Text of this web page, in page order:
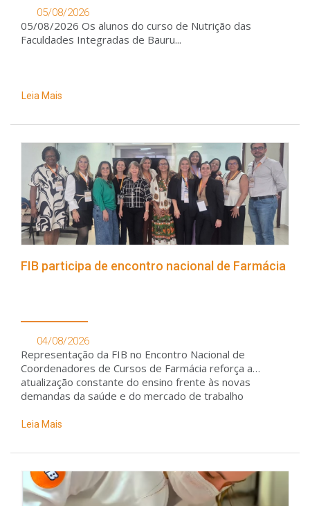
05/08/2026
05/08/2026 Os alunos do curso de Nutrição das
Faculdades Integradas de Bauru...
Leia Mais
FIB participa de encontro nacional de Farmácia
04/08/2026
Representação da FIB no Encontro Nacional de
Coordenadores de Cursos de Farmácia reforça a
atualização constante do ensino frente às novas
demandas da saúde e do mercado de trabalho
Leia Mais